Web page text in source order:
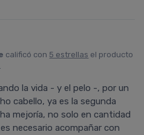
calificó con 5 estrellas el producto
.
la vida - y el pelo -, por un
cabello, ya es la segunda
mejorí­a, no solo en cantidad
necesario acompañar con